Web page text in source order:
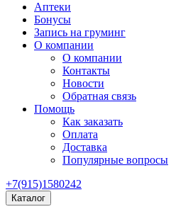
Аптеки
Бонусы
Запись на груминг
О компании
О компании
Контакты
Новости
Обратная связь
Помощь
Как заказать
Оплата
Доставка
Популярные вопросы
+7(915)1580242
Каталог